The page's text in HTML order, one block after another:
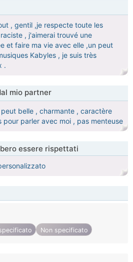
, gentil ,je respecte toute les
, j'aimerai trouvé une
et faire ma vie avec elle ,un peut
Kabyles , je suis très
.
mio partner
belle , charmante , caractère
pour parler avec moi , pas menteuse
essere rispettati
Non specificato